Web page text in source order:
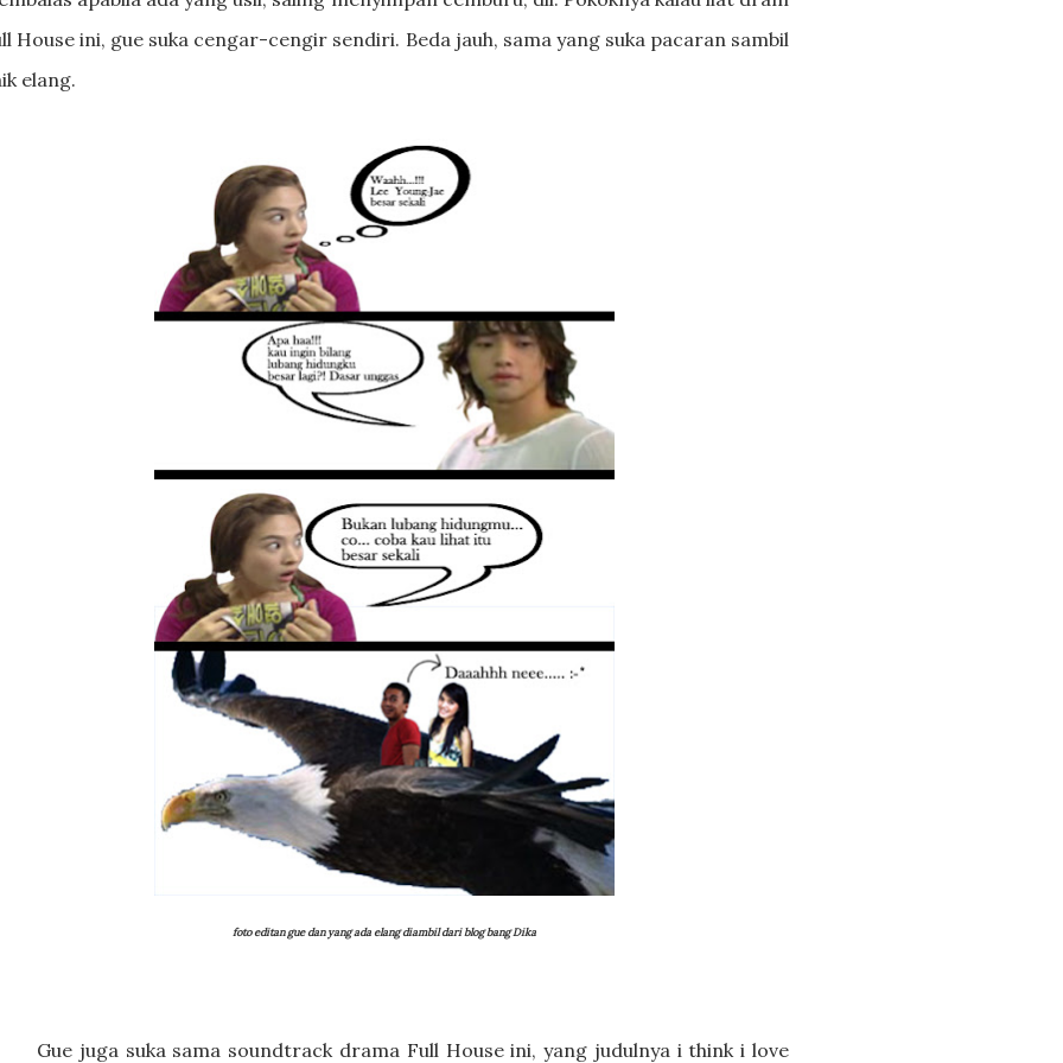
House ini, gue suka cengar-cengir sendiri. Beda jauh, sama yang suka pacaran sambil
elang.
foto editan gue dan yang ada elang diambil dari blog bang Dika
Gue juga suka sama soundtrack drama Full House ini, yang judulnya i think i love